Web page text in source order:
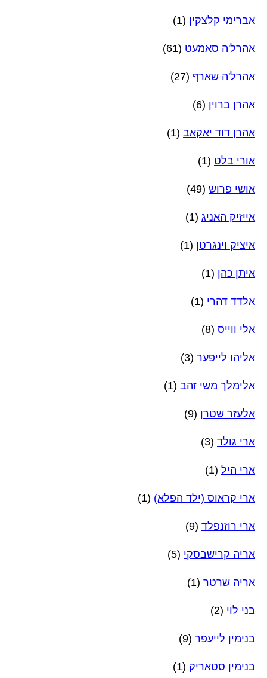
אברימי קלצקין (1)
אהרל'ה סאמעט (61)
אהרל'ה שארף (27)
אהרן ברוין (6)
אהרן דוד יאקאב (1)
אורי בלט (1)
אושי פרוש (49)
אייזיק האניג (1)
איציק וינגרטן (1)
איתן כהן (1)
אלדד דהרי (1)
אלי ווייס (8)
אליהו לייפער (3)
אלימלך משי זהב (1)
אלעזר שטרן (9)
ארי גולד (3)
ארי היל (1)
ארי קראוס (ילד הפלא) (1)
ארי רוזנפלד (9)
אריה קרישבסקי (5)
אריה שרטר (1)
בני לוי (2)
בנימין לייעפר (9)
בנימין סטאריק (1)